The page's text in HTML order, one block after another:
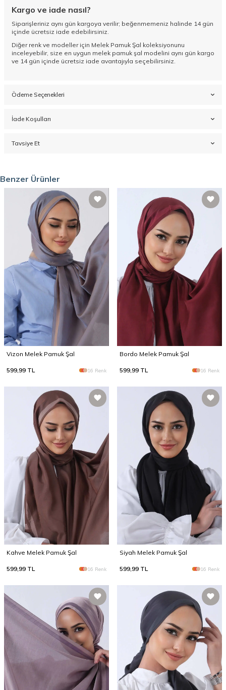
Kargo ve iade nasıl?
Siparişleriniz aynı gün kargoya verilir; beğenmemeniz halinde 14 gün
içinde ücretsiz iade edebilirsiniz.
Diğer renk ve modeller için Melek Pamuk Şal koleksiyonunu
inceleyebilir, size en uygun melek pamuk şal modelini aynı gün kargo
ve 14 gün içinde ücretsiz iade avantajıyla seçebilirsiniz.
Ödeme Seçenekleri
İade Koşulları
Tavsiye Et
Benzer Ürünler
Vizon Melek Pamuk Şal
599,99 TL 16 Renk
Bordo Melek Pamuk Şal
599,99 TL 16 Renk
Kahve Melek Pamuk Şal
599,99 TL 16 Renk
Siyah Melek Pamuk Şal
599,99 TL 16 Renk